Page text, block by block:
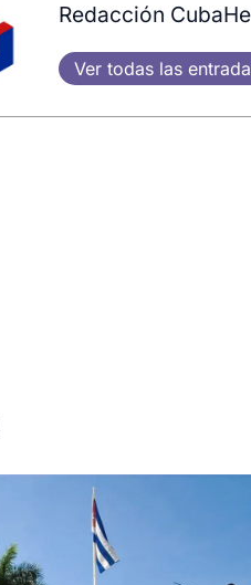
Redacción
Ver todas las